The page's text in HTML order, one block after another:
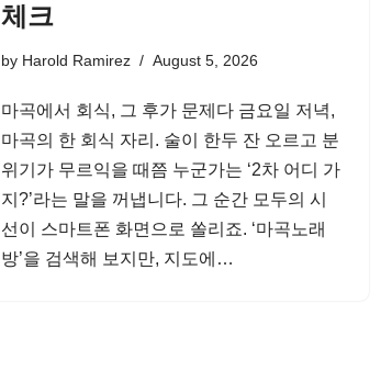
체크
by Harold Ramirez August 5, 2026
마곡에서 회식, 그 후가 문제다 금요일 저녁,
마곡의 한 회식 자리. 술이 한두 잔 오르고 분
위기가 무르익을 때쯤 누군가는 ‘2차 어디 가
지?’라는 말을 꺼냅니다. 그 순간 모두의 시
선이 스마트폰 화면으로 쏠리죠. ‘마곡노래
방’을 검색해 보지만, 지도에…